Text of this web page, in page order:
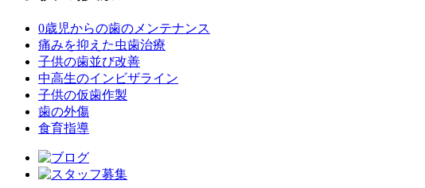
0歳児からの歯のメンテナンス
痛みを抑えた虫歯治療
子供の歯並び改善
中高生のインビザライン
子供の仮歯作製
歯の外傷
食育指導